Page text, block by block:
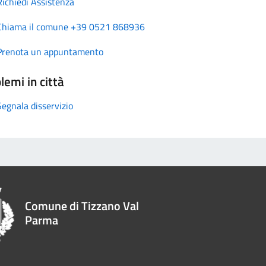
il comune +39 0521 868936
un appuntamento
in città
disservizio
Comune di Tizzano Val
Parma